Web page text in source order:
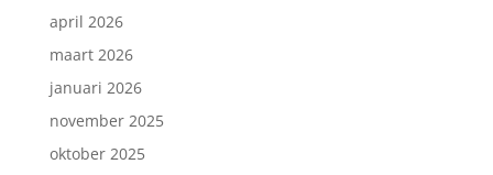
april 2026
maart 2026
januari 2026
november 2025
oktober 2025